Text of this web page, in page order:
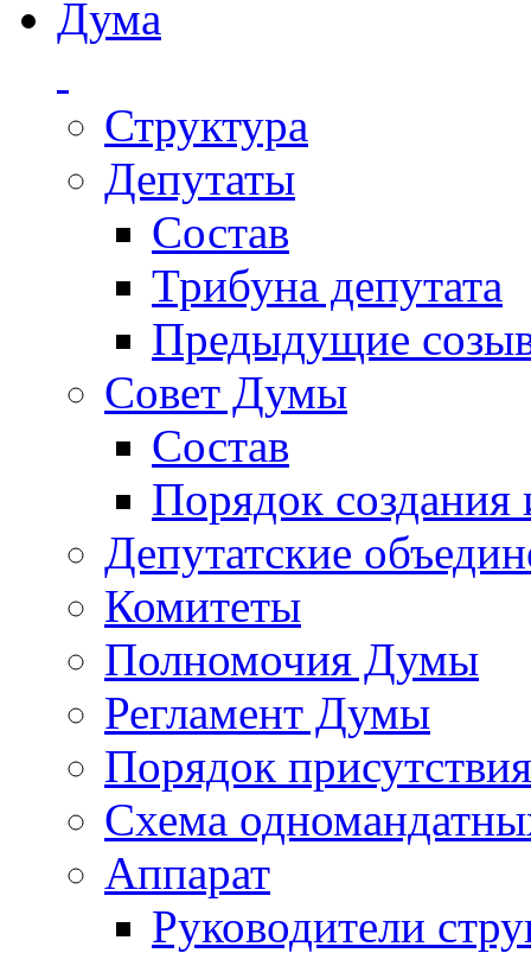
Дума
Структура
Депутаты
Состав
Трибуна депутата
Предыдущие
Совет Думы
Состав
Порядок создания
Депутатские
Комитеты
Полномочия Думы
Регламент Думы
Порядок
Схема
Аппарат
Руководители